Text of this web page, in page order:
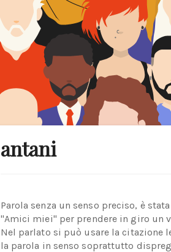
antani
Parola senza un senso preciso, è
"Amici miei" per prendere in giro un
Nel parlato si può usare la citazione
la parola in senso soprattutto